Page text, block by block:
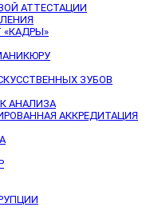
АТТЕСТАЦИИ
ЗУБОВ
АНАЛИЗА
АККРЕДИТАЦИЯ